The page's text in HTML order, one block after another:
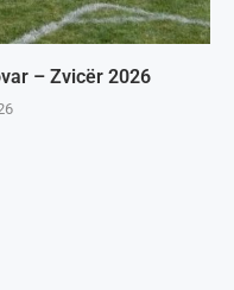
– Zvicër 2026